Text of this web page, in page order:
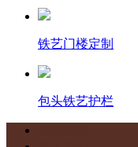
铁艺门楼定制
包头铁艺护栏